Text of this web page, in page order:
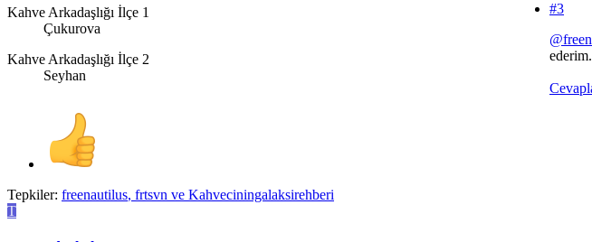
Kahve Arkadaşlığı İlçe 1
Çukurova
Kahve Arkadaşlığı İlçe 2
Seyhan
#3
ederim.
Tepkiler: freenautilus, frtsvn ve Kahveciningalaksirehberi
T